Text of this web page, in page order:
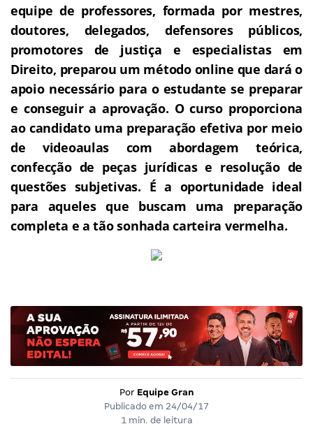
equipe de professores, formada por mestres,
doutores, delegados, defensores públicos,
promotores de justiça e especialistas em
Direito, preparou um método online que dará o
apoio necessário para o estudante se preparar
e conseguir a aprovação. O curso proporciona
ao candidato uma preparação efetiva por meio
de videoaulas com abordagem teórica,
confecção de peças jurídicas e resolução de
questões subjetivas. É a oportunidade ideal
para aqueles que buscam uma preparação
completa e a tão sonhada carteira vermelha.
Por Equipe Gran
Publicado em 24/04/17
1 min. de leitura